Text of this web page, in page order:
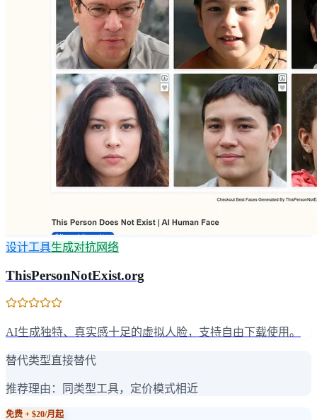
设计工具生成对抗网络
ThisPersonNotExist.org
AI生成独特、真实感十足的虚拟人脸，支持自由下载使用。
替代类型直接替代
推荐理由： 同类型工具，定价模式相近
免费 + $20/月起